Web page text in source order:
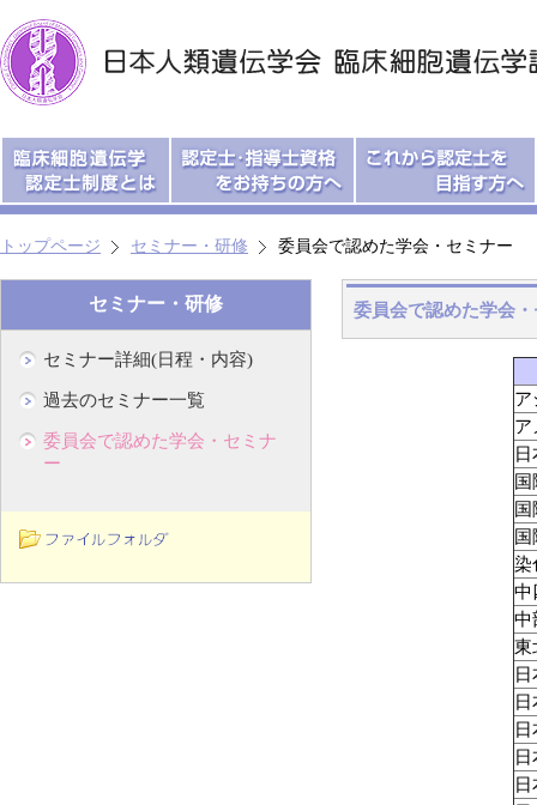
トップページ セミナー・研修 委員会で認めた学会・セミナー
セミナー・研修
セミナー詳細(日程・内容)
過去のセミナー一覧
委員会で認めた学会・セミナ
ー
委員会で認めた学会
ア
ア
染
中
中
東